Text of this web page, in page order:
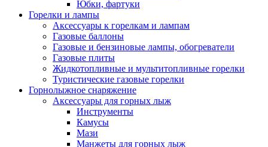
Юбки, фартуки
Горелки и лампы
Аксессуары к горелкам и лампам
Газовые баллоны
Газовые и бензиновые лампы, обогреватели
Газовые плиты
Жидкотопливные и мультитопливные горелки
Туристические газовые горелки
Горнолыжное снаряжение
Аксессуары для горных лыж
Инструменты
Камусы
Мази
Манжеты для горных лыж